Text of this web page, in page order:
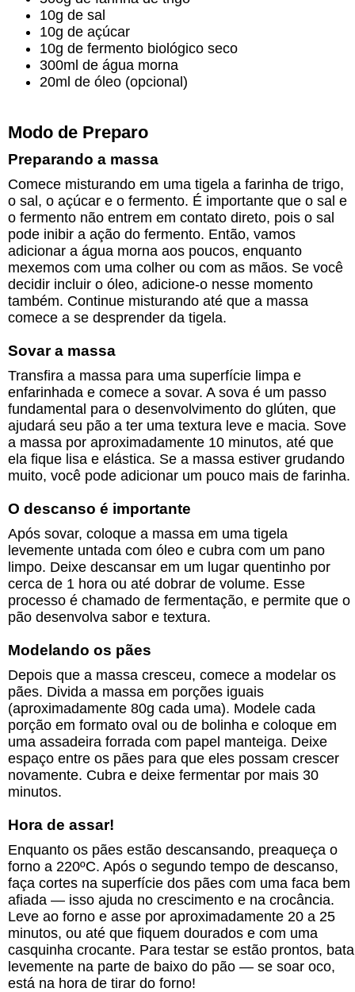
10g de sal
10g de açúcar
10g de fermento biológico seco
300ml de água morna
20ml de óleo (opcional)
Modo de Preparo
Preparando a massa
Comece misturando em uma tigela a farinha de trigo,
o sal, o açúcar e o fermento. É importante que o sal e
o fermento não entrem em contato direto, pois o sal
pode inibir a ação do fermento. Então, vamos
adicionar a água morna aos poucos, enquanto
mexemos com uma colher ou com as mãos. Se você
decidir incluir o óleo, adicione-o nesse momento
também. Continue misturando até que a massa
comece a se desprender da tigela.
Sovar a massa
Transfira a massa para uma superfície limpa e
enfarinhada e comece a sovar. A sova é um passo
fundamental para o desenvolvimento do glúten, que
ajudará seu pão a ter uma textura leve e macia. Sove
a massa por aproximadamente 10 minutos, até que
ela fique lisa e elástica. Se a massa estiver grudando
muito, você pode adicionar um pouco mais de farinha.
O descanso é importante
Após sovar, coloque a massa em uma tigela
levemente untada com óleo e cubra com um pano
limpo. Deixe descansar em um lugar quentinho por
cerca de 1 hora ou até dobrar de volume. Esse
processo é chamado de fermentação, e permite que o
pão desenvolva sabor e textura.
Modelando os pães
Depois que a massa cresceu, comece a modelar os
pães. Divida a massa em porções iguais
(aproximadamente 80g cada uma). Modele cada
porção em formato oval ou de bolinha e coloque em
uma assadeira forrada com papel manteiga. Deixe
espaço entre os pães para que eles possam crescer
novamente. Cubra e deixe fermentar por mais 30
minutos.
Hora de assar!
Enquanto os pães estão descansando, preaqueça o
forno a 220ºC. Após o segundo tempo de descanso,
faça cortes na superfície dos pães com uma faca bem
afiada — isso ajuda no crescimento e na crocância.
Leve ao forno e asse por aproximadamente 20 a 25
minutos, ou até que fiquem dourados e com uma
casquinha crocante. Para testar se estão prontos, bata
levemente na parte de baixo do pão — se soar oco,
está na hora de tirar do forno!